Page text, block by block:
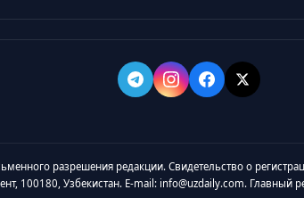
разрешения редакции. Свидетельство о
100180, Узбекистан. E-mail: info@uzdaily.com.